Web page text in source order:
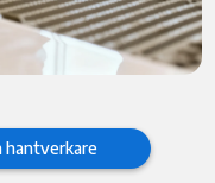
hantverkare